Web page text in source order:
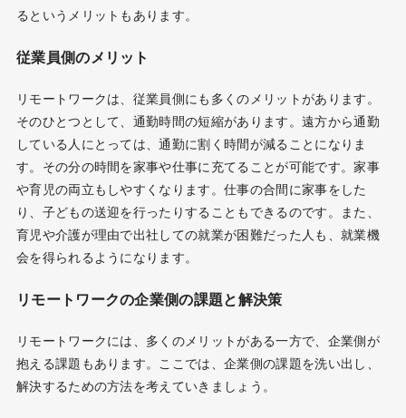
るというメリットもあります。
従業員側のメリット
リモートワークは、従業員側にも多くのメリットがあります。
そのひとつとして、通勤時間の短縮があります。遠方から通勤
している人にとっては、通勤に割く時間が減ることになりま
す。その分の時間を家事や仕事に充てることが可能です。家事
や育児の両立もしやすくなります。仕事の合間に家事をした
り、子どもの送迎を行ったりすることもできるのです。また、
育児や介護が理由で出社しての就業が困難だった人も、就業機
会を得られるようになります。
リモートワークの企業側の課題と解決策
リモートワークには、多くのメリットがある一方で、企業側が
抱える課題もあります。ここでは、企業側の課題を洗い出し、
解決するための方法を考えていきましょう。